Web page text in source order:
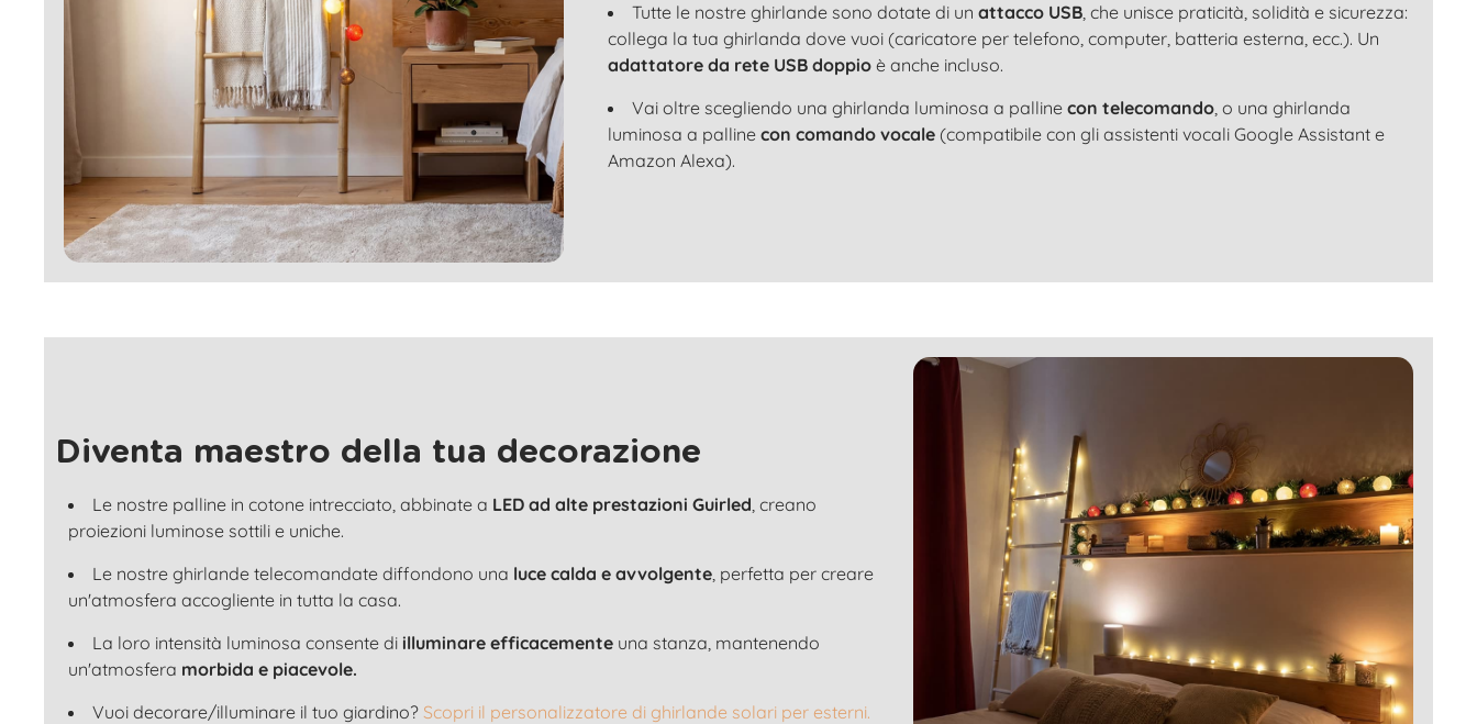
Tutte le nostre ghirlande sono dotate di un attacco USB, che unisce praticità, solidità e sicurezza:
collega la tua ghirlanda dove vuoi (caricatore per telefono, computer, batteria esterna, ecc.). Un
adattatore da rete USB doppioè anche incluso.
Vai oltre scegliendo una ghirlanda luminosa a palline con telecomando, o una ghirlanda
luminosa a palline con comando vocale(compatibile con gli assistenti vocali Google Assistant e
Amazon Alexa).
Diventa maestro della tua decorazione
Le nostre palline in cotone intrecciato, abbinate a LED ad alte prestazioni Guirled , creano
proiezioni luminose sottili e uniche.
Le nostre ghirlande telecomandate diffondono una luce calda e avvolgente , perfetta per creare
un'atmosfera accogliente in tutta la casa.
La loro intensità luminosa consente di illuminare efficacemente una stanza, mantenendo
un'atmosfera morbida e piacevole.
Vuoi decorare/illuminare il tuo giardino? Scopri il personalizzatore di ghirlande solari per esterni.